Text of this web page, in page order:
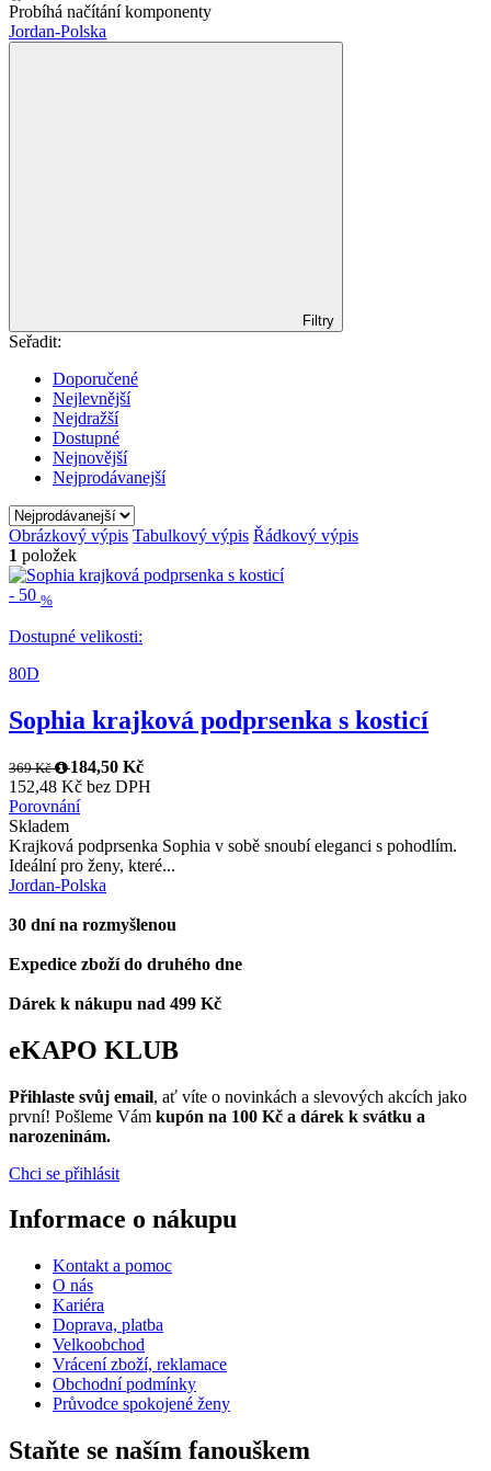
Probíhá načítání komponenty
Jordan-Polska
Filtry
Seřadit:
Doporučené
Nejlevnější
Nejdražší
Dostupné
Nejnovější
Nejprodávanejší
Obrázkový výpis Tabulkový výpis Řádkový výpis
1 položek
- 50 %
Dostupné velikosti:
80D
Sophia krajková podprsenka s kosticí
369 Kč
184,50 Kč
152,48 Kč bez DPH
Porovnání
Skladem
Krajková podprsenka Sophia v sobě snoubí eleganci s pohodlím.
Ideální pro ženy, které...
Jordan-Polska
30 dní na rozmyšlenou
Expedice zboží do druhého dne
Dárek k nákupu nad 499 Kč
eKAPO KLUB
Přihlaste svůj email, ať víte o novinkách a slevových akcích jako
první! Pošleme Vám kupón na 100 Kč a dárek k svátku a
narozeninám.
Chci se přihlásit
Informace o nákupu
Kontakt a pomoc
O nás
Kariéra
Doprava, platba
Velkoobchod
Vrácení zboží, reklamace
Obchodní podmínky
Průvodce spokojené ženy
Staňte se naším fanouškem